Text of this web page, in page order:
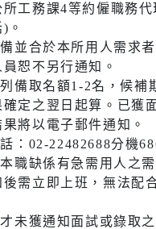
工務課4等約僱職務代
。
並合於本所用人需求
恕不另行通知。
備取名額1-2名，候補
確定之翌日起算。已獲
將以電子郵件通知。
：02-22482688分機
職缺係有急需用人之
需立即上班，無法配
未獲通知面試或錄取